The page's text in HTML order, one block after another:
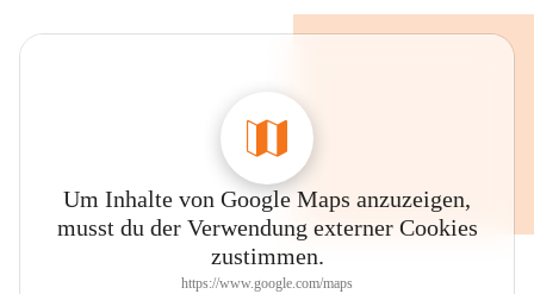
Um Inhalte von Google Maps anzuzeigen,
musst du der Verwendung externer Cookies
zustimmen.
https://www.google.com/maps